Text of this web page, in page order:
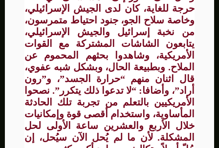
حرجة للغاية، كان لدى الجيش الإسرائيلي،
وخاصة سلاح الجو، جنود احتياط متمرسون،
من نخبة إسرائيل والجيش الإسرائيلي،
يتابعون الشاشات المشتركة مع القوات
الأمريكية، وشاهدوا بحثهم المحموم عن
الملاح. وبطبيعة الحال، وبشكل شبه عفوي،
قال اثنان منهم “حرارة الجسد”، و”رون
أراد”، وأضافا: “لا تدعوا ذلك يتكرر”. نصحوا
الأمريكيين بالتعلم من تجربة تلك الحادثة
المأساوية، واستخدام أقصى قوة وإمكانيات
خلال الأربع والعشرين ساعة الأولى لحل
المشكلة. لأن ما لم يُحل الآن سيُحل، إن